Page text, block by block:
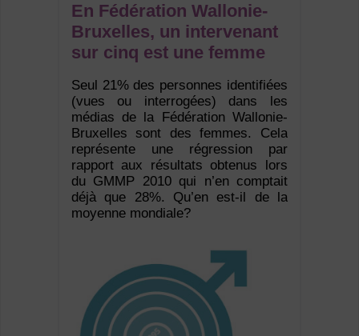
En Fédération Wallonie-
Bruxelles, un intervenant
sur cinq est une femme
Seul 21% des personnes identifiées
(vues ou interrogées) dans les
médias de la Fédération Wallonie-
Bruxelles sont des femmes. Cela
représente une régression par
rapport aux résultats obtenus lors
du GMMP 2010 qui n’en comptait
déjà que 28%. Qu’en est-il de la
moyenne mondiale?